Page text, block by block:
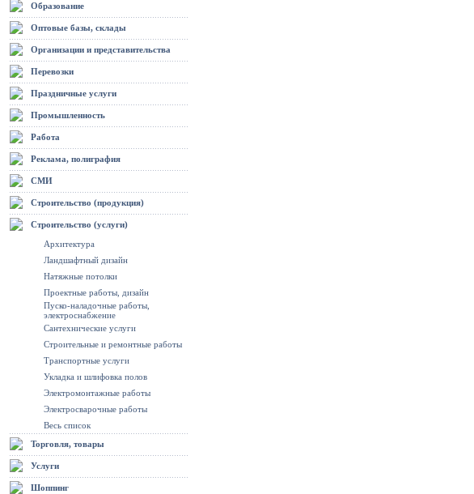
Образование
Оптовые базы, склады
Организации и представительства
Перевозки
Праздничные услуги
Промышленность
Работа
Реклама, полиграфия
СМИ
Строительство (продукция)
Строительство (услуги)
Архитектура
Ландшафтный дизайн
Натяжные потолки
Проектные работы, дизайн
Пуско-наладочные работы,
электроснабжение
Сантехнические услуги
Строительные и ремонтные работы
Транспортные услуги
Укладка и шлифовка полов
Электромонтажные работы
Электросварочные работы
Весь список
Торговля, товары
Услуги
Шоппинг